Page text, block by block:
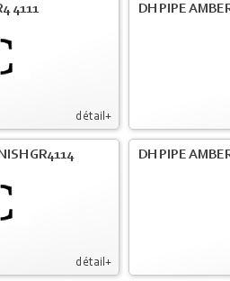
détail+
4111 DH PIPE
détail+
GR4114 DH PIPE